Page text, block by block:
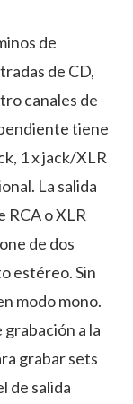
de
de CD,
canales de
tiene
1 x jack/XLR
La salida
RCA o XLR
de dos
estéreo. Sin
modo mono.
a la
grabar sets
de salida